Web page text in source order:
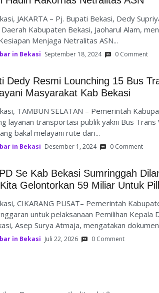
JAKARTA – Pj. Bupati Bekasi, Dedy
Kabupaten Bekasi, Jaoharul Alam,
Menjaga Netralitas ASN...
in Bekasi September 18, 2024 0 Comment
Dedy Resmi Lounching 15 Bus
Masyarakat Kab Bekasi
TAMBUN SELATAN – Pemerintah
layanan transportasi publik yakni Bus
bakal melayani rute dari...
in Bekasi Desember 1, 2024 0 Comment
Se Kab Bekasi Sumringgah
Gelontorkan 59 Miliar Untuk
CIKARANG PUSAT– Pemerintah
untuk pelaksanaan Pemilihan Kepala
Asep Surya Atmaja, mengatakan
in Bekasi Juli 22, 2026 0 Comment